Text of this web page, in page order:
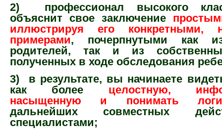
2)
профессионал высокого
объяснит свое заключение
иллюстрируя его конкретными,
примерами, почерпнутыми как
родителей, так и из
полученных в ходе обследования
3)
в результате, вы начинаете
как более целостную,
насыщенную и понимать
дальнейших совместных
специалистами;